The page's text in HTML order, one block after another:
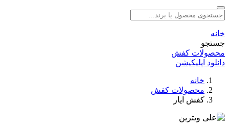
خانه
جستجو
محصولات کفش
دانلود اپلیکیشن
خانه
محصولات کفش
کفش ایار